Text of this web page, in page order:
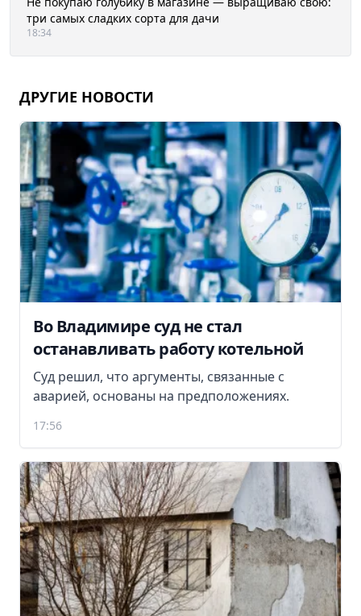
три самых сладких сорта для дачи
18:34
ДРУГИЕ НОВОСТИ
Во Владимире суд не стал
останавливать работу котельной
Суд решил, что аргументы, связанные с
аварией, основаны на предположениях.
17:56